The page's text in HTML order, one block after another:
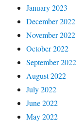
January 2023
December 2022
November 2022
October 2022
September 2022
August 2022
July 2022
June 2022
May 2022